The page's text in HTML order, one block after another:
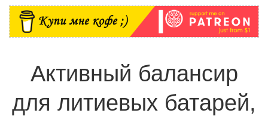
Активный балансир
для литиевых батарей,